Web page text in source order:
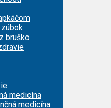
zúbok
bruško
medicína
medicína